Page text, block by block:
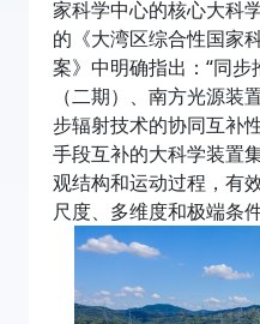
家科学中心的核心大科
的《大湾区综合性国家
案》中明确指出：“同
（二期）、南方光源装
步辐射技术的协同互补
手段互补的大科学装置
观结构和运动过程，有
尺度、多维度和极端条